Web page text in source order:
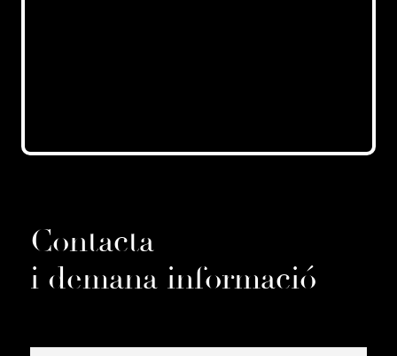
Contacta
i demana informació